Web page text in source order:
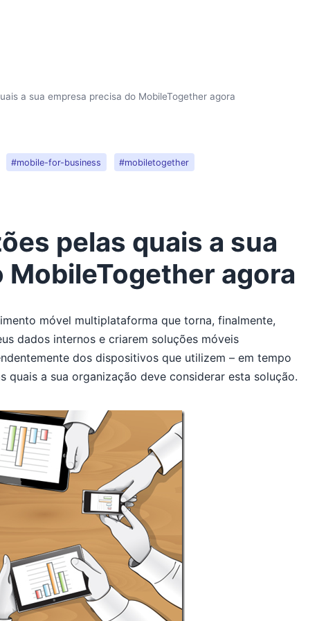
a sua empresa precisa do MobileTogether agora
#mobile-for-business #mobiletogether
pelas quais a sua
agora
móvel multiplataforma que torna, finalmente,
dados internos e criarem soluções móveis
dos dispositivos que utilizem – em tempo
quais a sua organização deve considerar esta solução.